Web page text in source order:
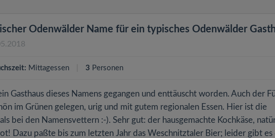
Odenwälder Name für ein typisches Odenwälder
Mittagessen 3 Personen
Gasthaus dieses Namens gegangen und enttäuscht worden. Auch der
im Grünen gelegen, urig und mit gutem regionalen Essen. Hier ist die
bei den Namensvettern :-). Sehr gut: der hausgemachte Kochkäse,
Dazu paßte bis zum letzten Jahr das Weschnitztaler Bier; leider gibt es